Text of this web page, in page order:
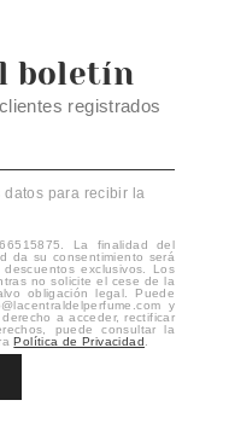
boletín
registrados
para recibir la
La finalidad del
da su consentimiento será
exclusivos. Los
no solicite el cese de la
obligación legal. Puede
y
a acceder, rectificar
puede consultar la
Política de Privacidad